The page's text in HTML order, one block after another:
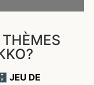
🗄️ JEU DE